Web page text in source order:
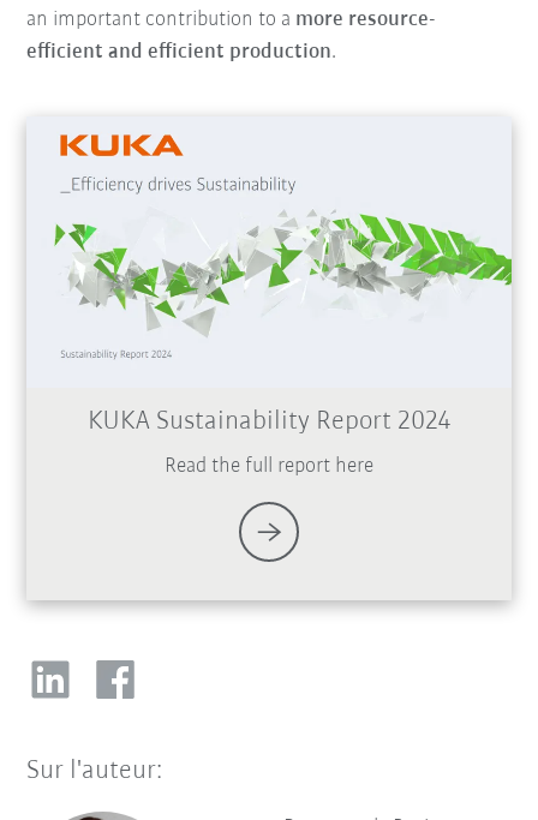
an important contribution to a more resource-
efficient and efficient production.
KUKA Sustainability Report 2024
Read the full report here
Sur l'auteur: